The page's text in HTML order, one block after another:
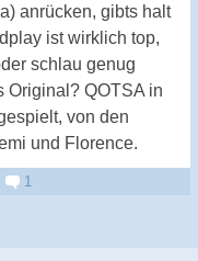
anrücken, gibts halt
ist wirklich top,
schlau genug
Original? QOTSA in
von den
und Florence.
1